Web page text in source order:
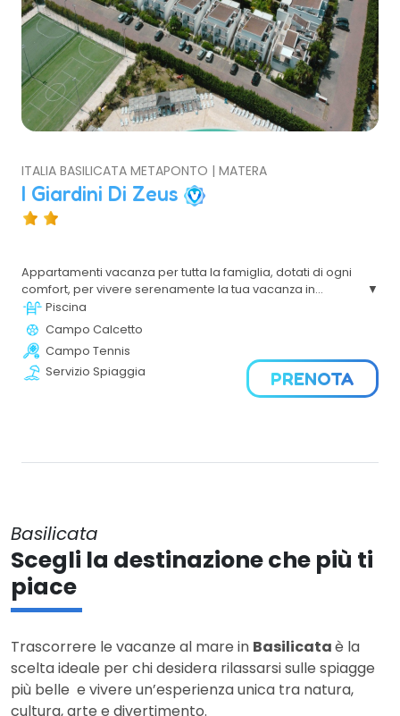
ITALIA BASILICATA METAPONTO | MATERA
I Giardini Di Zeus
Appartamenti vacanza per tutta la famiglia, dotati di ogni
comfort, per vivere serenamente la tua vacanza in
Basilicata.
Piscina
Campo Calcetto
Campo Tennis
Servizio Spiaggia
PRENOTA
Basilicata
Scegli la destinazione che più ti
piace
Trascorrere le vacanze al mare in Basilicataè la
scelta ideale per chi desidera rilassarsi sulle spiagge
più belle e vivere un’esperienza unica tra natura,
cultura, arte e divertimento.